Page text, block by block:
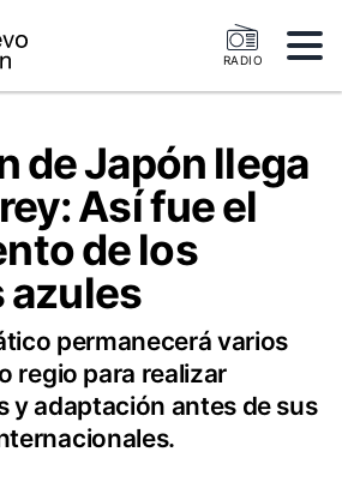
RADIO
de Japón llega
Así fue el
de los
azules
permanecerá varios
regio para realizar
y adaptación antes de sus